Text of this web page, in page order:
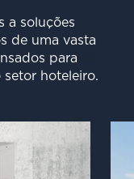
a soluções
de uma vasta
para
setor hoteleiro.